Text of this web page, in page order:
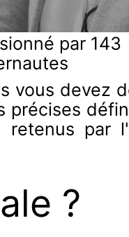
par 143
vous devez
par
?